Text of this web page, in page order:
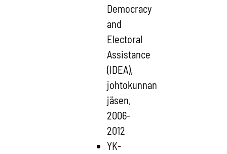
Democracy
and
Electoral
Assistance
(IDEA),
johtokunnan
jäsen,
2006-
2012
YK-